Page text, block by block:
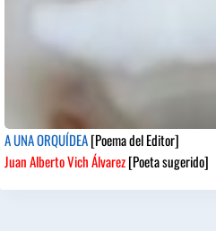
A UNA ORQUÍDEA[Poema del Editor]
Juan Alberto Vich Álvarez[Poeta sugerido]